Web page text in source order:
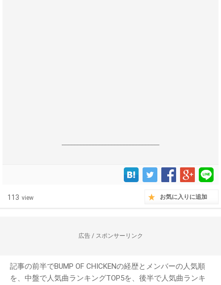
------------------------------------------------------------------
113 view お気に入りに追加
広告 / スポンサーリンク
記事の前半でBUMP OF CHICKENの経歴とメンバーの人気順
を、中盤で人気曲ランキングTOP5を、後半で人気曲ランキ